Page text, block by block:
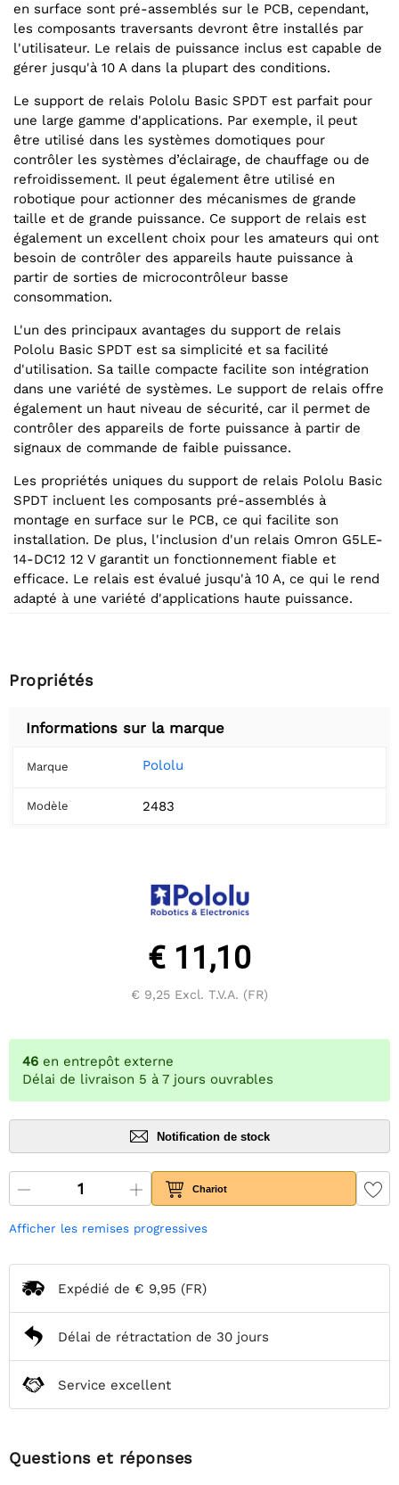
en surface sont pré-assemblés sur le PCB, cependant,
les composants traversants devront être installés par
l'utilisateur. Le relais de puissance inclus est capable de
gérer jusqu'à 10 A dans la plupart des conditions.
Le support de relais Pololu Basic SPDT est parfait pour
une large gamme d'applications. Par exemple, il peut
être utilisé dans les systèmes domotiques pour
contrôler les systèmes d’éclairage, de chauffage ou de
refroidissement. Il peut également être utilisé en
robotique pour actionner des mécanismes de grande
taille et de grande puissance. Ce support de relais est
également un excellent choix pour les amateurs qui ont
besoin de contrôler des appareils haute puissance à
partir de sorties de microcontrôleur basse
consommation.
L'un des principaux avantages du support de relais
Pololu Basic SPDT est sa simplicité et sa facilité
d'utilisation. Sa taille compacte facilite son intégration
dans une variété de systèmes. Le support de relais offre
également un haut niveau de sécurité, car il permet de
contrôler des appareils de forte puissance à partir de
signaux de commande de faible puissance.
Les propriétés uniques du support de relais Pololu Basic
SPDT incluent les composants pré-assemblés à
montage en surface sur le PCB, ce qui facilite son
installation. De plus, l'inclusion d'un relais Omron G5LE-
14-DC12 12 V garantit un fonctionnement fiable et
efficace. Le relais est évalué jusqu'à 10 A, ce qui le rend
adapté à une variété d'applications haute puissance.
Propriétés
Informations sur la marque
Marque Pololu
Modèle 2483
€ 11,10
€ 9,25 Excl. T.V.A. (FR)
46 en entrepôt externe
Délai de livraison 5 à 7 jours ouvrables
Notification de stock
Chariot
Afficher les remises progressives
Expédié de € 9,95 (FR)
Délai de rétractation de 30 jours
Service excellent
Questions et réponses